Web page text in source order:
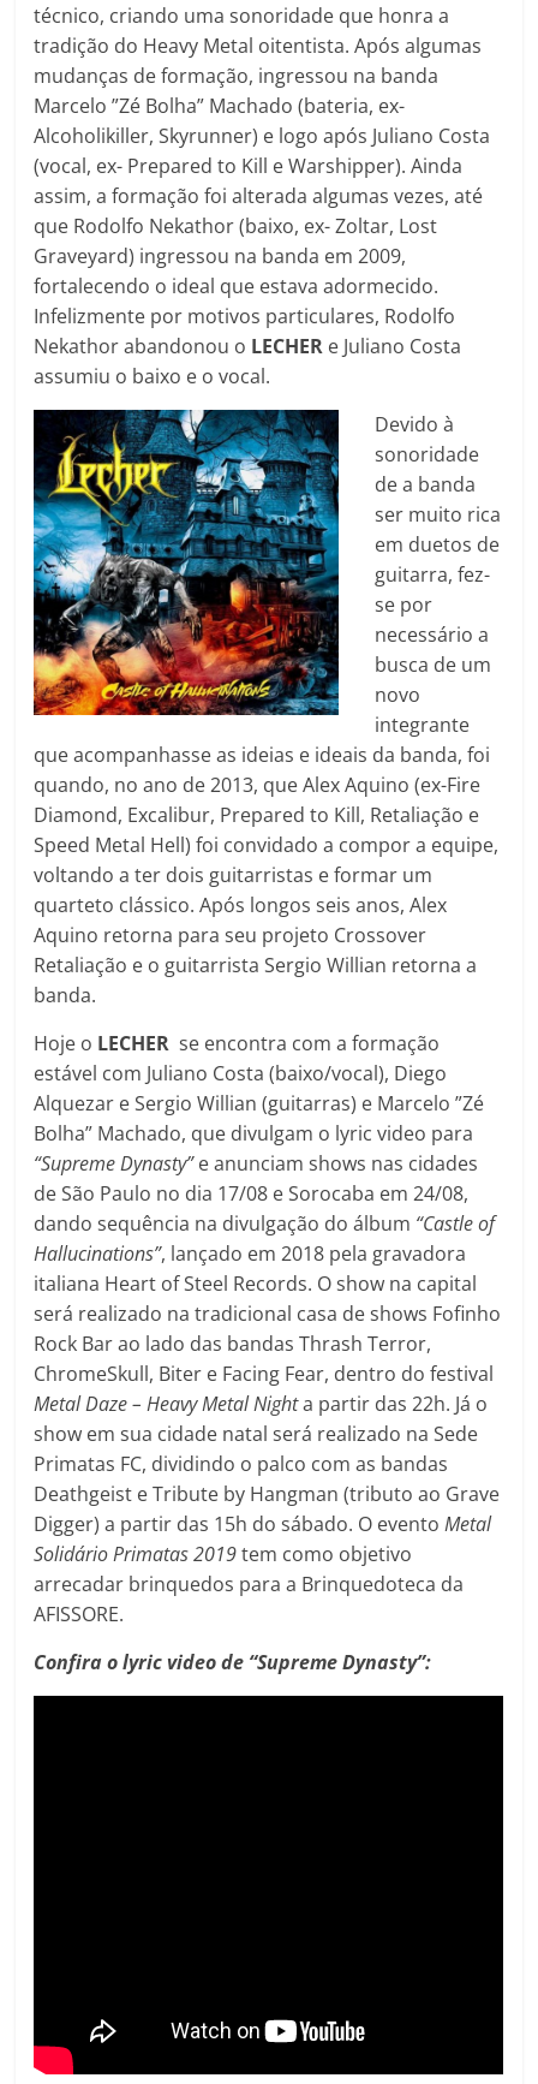
técnico, criando uma sonoridade que honra a
tradição do Heavy Metal oitentista. Após algumas
mudanças de formação, ingressou na banda
Marcelo ”Zé Bolha” Machado (bateria, ex-
Alcoholikiller, Skyrunner) e logo após Juliano Costa
(vocal, ex- Prepared to Kill e Warshipper). Ainda
assim, a formação foi alterada algumas vezes, até
que Rodolfo Nekathor (baixo, ex- Zoltar, Lost
Graveyard) ingressou na banda em 2009,
fortalecendo o ideal que estava adormecido.
Infelizmente por motivos particulares, Rodolfo
Nekathor abandonou o LECHER e Juliano Costa
assumiu o baixo e o vocal.
Devido à
sonoridade
de a banda
ser muito rica
em duetos de
guitarra, fez-
se por
necessário a
busca de um
novo
integrante
que acompanhasse as ideias e ideais da banda, foi
quando, no ano de 2013, que Alex Aquino (ex-Fire
Diamond, Excalibur, Prepared to Kill, Retaliação e
Speed Metal Hell) foi convidado a compor a equipe,
voltando a ter dois guitarristas e formar um
quarteto clássico. Após longos seis anos, Alex
Aquino retorna para seu projeto Crossover
Retaliação e o guitarrista Sergio Willian retorna a
banda.
Hoje o LECHER se encontra com a formação
estável com Juliano Costa (baixo/vocal), Diego
Alquezar e Sergio Willian (guitarras) e Marcelo ”Zé
Bolha” Machado, que divulgam o lyric video para
“Supreme Dynasty”e anunciam shows nas cidades
de São Paulo no dia 17/08 e Sorocaba em 24/08,
dando sequência na divulgação do álbum “Castle of
Hallucinations”, lançado em 2018 pela gravadora
italiana Heart of Steel Records. O show na capital
será realizado na tradicional casa de shows Fofinho
Rock Bar ao lado das bandas Thrash Terror,
ChromeSkull, Biter e Facing Fear, dentro do festival
Metal Daze – Heavy Metal Nighta partir das 22h. Já o
show em sua cidade natal será realizado na Sede
Primatas FC, dividindo o palco com as bandas
Deathgeist e Tribute by Hangman (tributo ao Grave
Digger) a partir das 15h do sábado. O eventoMetal
Solidário Primatas 2019tem como objetivo
arrecadar brinquedos para a Brinquedoteca da
AFISSORE.
Confira o lyric video de “Supreme Dynasty”: